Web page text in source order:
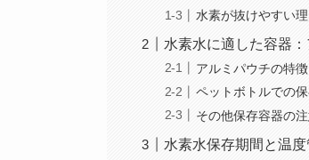
水素が抜けやすい
水素水に適した容器
アルミパウチの特
ペットボトルでの
その他保存容器の
水素水保存期間と温